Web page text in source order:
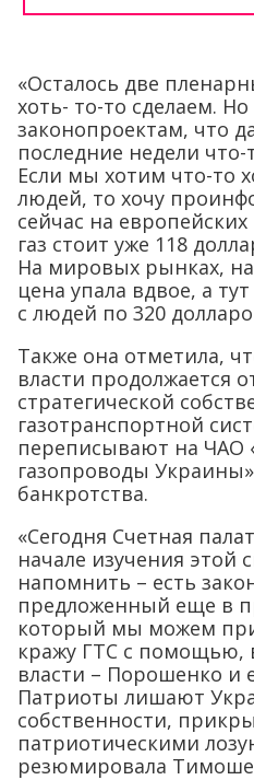
«Осталось две
хоть- то-то сделаем.
законопроектам, что
последние недели
Если мы хотим что-то
людей, то хочу
сейчас на
газ стоит уже 118
На мировых рынках,
цена упала вдвое, а
с людей по 320
Также она отметила,
власти продолжается
стратегической
газотранспортной
переписывают на ЧАО
газопроводы
банкротства.
«Сегодня Счетная
начале изучения этой
напомнить – есть
предложенный еще в
который мы можем
кражу ГТС с помощью,
власти – Порошенко и
Патриоты лишают
собственности,
патриотическими
резюмировала